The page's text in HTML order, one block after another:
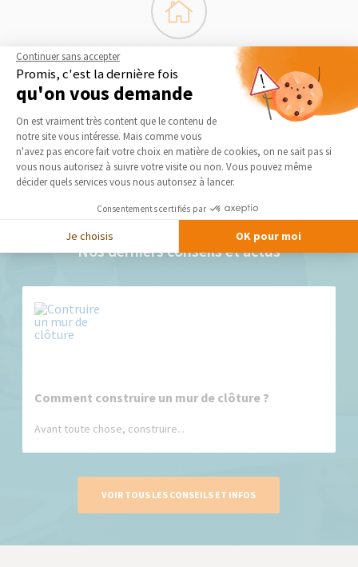
Démarrage des travaux
Séléctionnez en toute liberté vos artisans et les travaux
peuvent commencer !
DEMANDER UN DEVIS GRATUIT
Nos derniers conseils et actus
Comment construire un mur de clôture ?
Avant toute chose, construire...
VOIR TOUS LES CONSEILS ET INFOS
Continuer sans accepter
Promis, c'est la dernière fois
qu'on vous demande
Plateforme de Gestion du
On est vraiment très content que le contenu de
notre site vous intéresse. Mais comme vous
n'avez pas encore fait votre choix en matière de cookies, on ne sait pas si
vous nous autorisez à suivre votre visite ou non. Vous pouvez même
décider quels services vous nous autorisez à lancer.
Consentements certifiés par
Je choisis OK pour moi
Axeptio consent